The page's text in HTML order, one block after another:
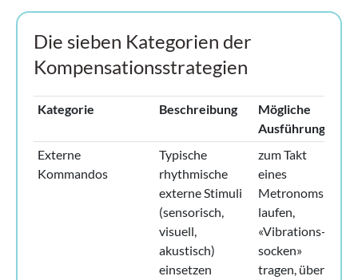
Die sieben Kategorien der
Kompensationsstrategien
Kategorie Beschreibung
Mögliche
Ausführung
Externe
Kommandos
Typische
rhythmische
externe Stimuli
(sensorisch,
visuell,
akustisch)
einsetzen
zum Takt
eines
Metronoms
laufen,
«Vibrations­
socken»
tragen, über